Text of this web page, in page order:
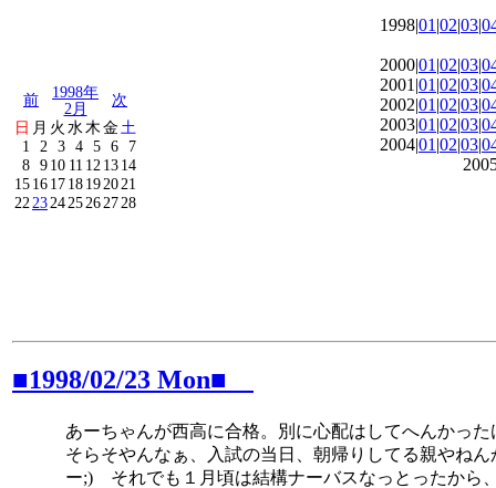
前
1998年
2月
次
日 月 火 水 木金 土
1
2 3 4 5 6
7
8 910 11 12 1314
15161718192021
22 232425262728
1998|01 |02|03|
2000|01 |02|03|
2001|01 |02|03|
2002|01 |02|03|
2003|01 |02|03|
2004|01 |02|03|
■1998/02/23 Mon■
あーちゃんが西高に合格。別に心配はしてへんかった
そらそやんなぁ、入試の当日、朝帰りしてる親やねん
ー;) それでも１月頃は結構ナーバスなっとったから